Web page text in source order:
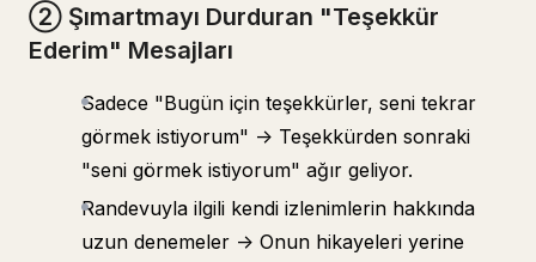
② Şımartmayı Durduran "Teşekkür
Ederim" Mesajları
Sadece "Bugün için teşekkürler, seni tekrar
görmek istiyorum" -> Teşekkürden sonraki
"seni görmek istiyorum" ağır geliyor.
Randevuyla ilgili kendi izlenimlerin hakkında
uzun denemeler -> Onun hikayeleri yerine